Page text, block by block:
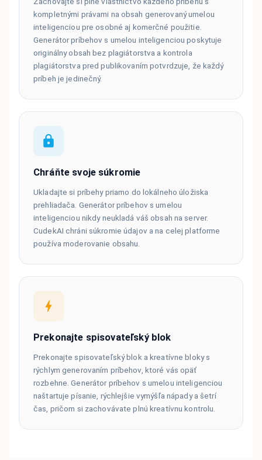
kompletnými právami na obsah generovaný umelou
inteligenciou pre osobné aj komerčné použitie.
Generátor príbehov s umelou inteligenciou poskytuje
originálny obsah bez plagiátorstva a kontrola
plagiátorstva pred publikovaním potvrdzuje, že každý
príbeh je jedinečný.
Chráňte svoje súkromie
Ukladajte si príbehy priamo do lokálneho úložiska
prehliadača. Generátor príbehov s umelou
inteligenciou nikdy neukladá váš obsah na server.
CudekAI chráni súkromie údajov a na celej platforme
používa moderovanie obsahu.
Prekonajte spisovateľský blok
Prekonajte spisovateľský blok a kreatívne bloky s
rýchlym generovaním príbehov, ktoré vás opäť
rozbehne. Generátor príbehov s umelou inteligenciou
naštartuje písanie, rýchlejšie vymýšľa nápady a šetrí
čas, pričom si zachovávate plnú kreatívnu kontrolu.